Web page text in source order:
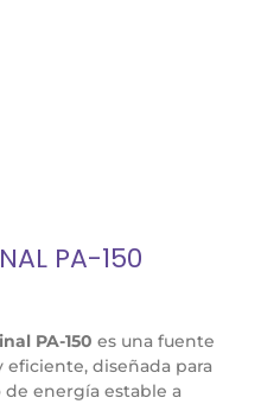
PA-150
PA-150 es una fuente
diseñada para
energía estable a